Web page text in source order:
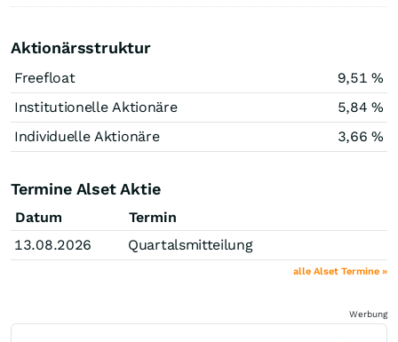
Aktionärsstruktur
Freefloat
9,51 %
Institutionelle Aktionäre
5,84 %
Individuelle Aktionäre
3,66 %
Termine Alset Aktie
Datum
Termin
13.08.2026
Quartalsmitteilung
alle Alset Termine »
Werbung